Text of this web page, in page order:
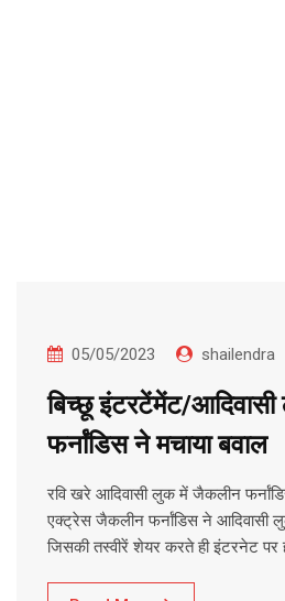
05/05/2023 shailendra
बिच्छू इंटरटेंमेंट/
फर्नांडिस ने मचाया बवाल
रवि खरे आदिवासी लुक में जैकलीन
एक्ट्रेस जैकलीन फर्नांडिस ने आदिवासी
जिसकी तस्वीरें शेयर करते ही इंटरनेट